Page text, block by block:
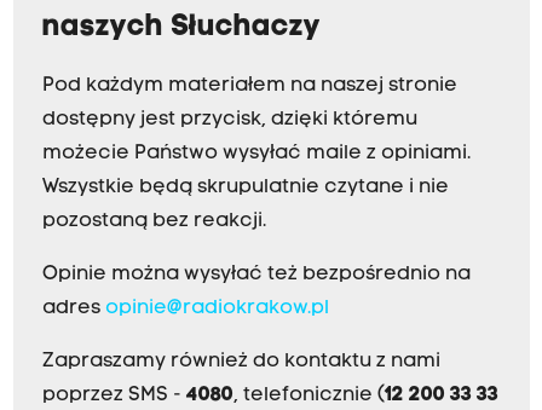
naszych Słuchaczy
Pod każdym materiałem na naszej stronie
dostępny jest przycisk, dzięki któremu
możecie Państwo wysyłać maile z opiniami.
Wszystkie będą skrupulatnie czytane i nie
pozostaną bez reakcji.
Opinie można wysyłać też bezpośrednio na
adres opinie@radiokrakow.pl
Zapraszamy również do kontaktu z nami
poprzez SMS - 4080, telefonicznie (12 200 33 33